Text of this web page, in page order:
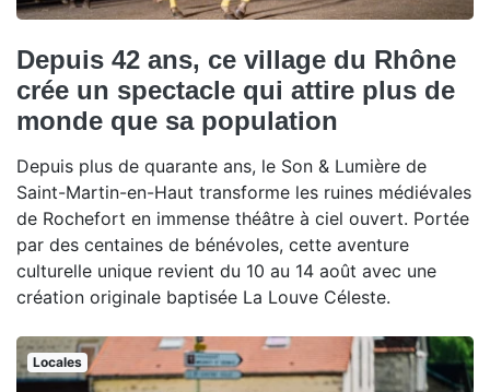
Depuis 42 ans, ce village du Rhône
crée un spectacle qui attire plus de
monde que sa population
Depuis plus de quarante ans, le Son & Lumière de
Saint-Martin-en-Haut transforme les ruines médiévales
de Rochefort en immense théâtre à ciel ouvert. Portée
par des centaines de bénévoles, cette aventure
culturelle unique revient du 10 au 14 août avec une
création originale baptisée La Louve Céleste.
Locales